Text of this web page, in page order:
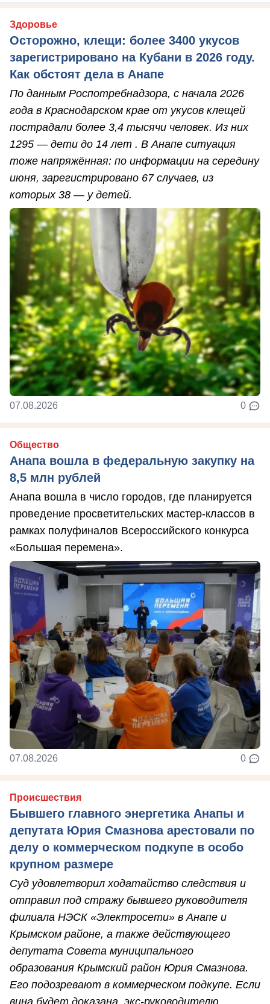
Здоровье
Осторожно, клещи: более 3400 укусов
зарегистрировано на Кубани в 2026 году.
Как обстоят дела в Анапе
По данным Роспотребнадзора, с начала 2026
года в Краснодарском крае от укусов клещей
пострадали более 3,4 тысячи человек. Из них
1295 — дети до 14 лет . В Анапе ситуация
тоже напряжённая: по информации на середину
июня, зарегистрировано 67 случаев, из
которых 38 — у детей.
07.08.2026 0
Общество
Анапа вошла в федеральную закупку на
8,5 млн рублей
Анапа вошла в число городов, где планируется
проведение просветительских мастер-классов в
рамках полуфиналов Всероссийского конкурса
«Большая перемена».
07.08.2026 0
Происшествия
Бывшего главного энергетика Анапы и
депутата Юрия Смазнова арестовали по
делу о коммерческом подкупе в особо
крупном размере
Суд удовлетворил ходатайство следствия и
отправил под стражу бывшего руководителя
филиала НЭСК «Электросети» в Анапе и
Крымском районе, а также действующего
депутата Совета муниципального
образования Крымский район Юрия Смазнова.
Его подозревают в коммерческом подкупе. Если